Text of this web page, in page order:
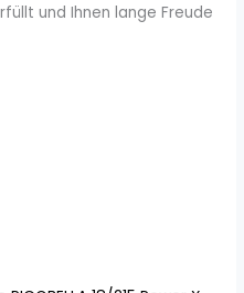
und Ihnen lange Freude